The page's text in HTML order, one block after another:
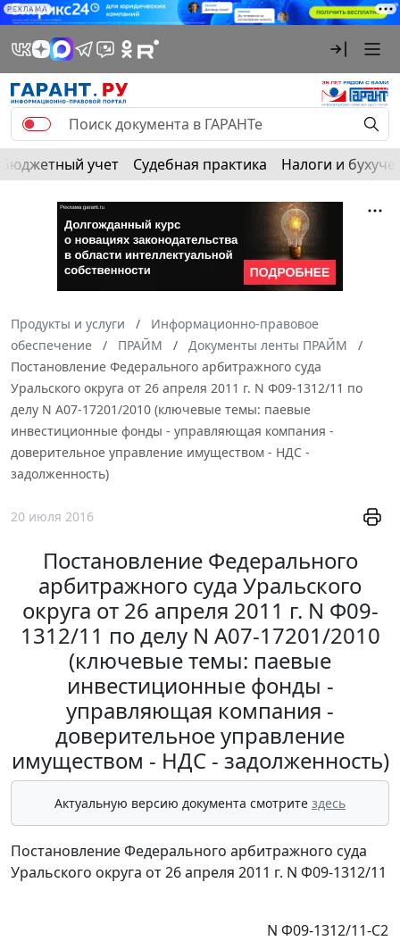
РЕКЛАМА
Бюджетный учет Судебная практика Налоги и
Продукты и услуги
Информационно-правовое
обеспечение
ПРАЙМ
Документы ленты ПРАЙМ
Постановление Федерального арбитражного суда
Уральского округа от 26 апреля 2011 г. N Ф09-1312/11 по
делу N А07-17201/2010 (ключевые темы: паевые
инвестиционные фонды - управляющая компания -
доверительное управление имуществом - НДС -
задолженность)
20 июля 2016
Постановление Федерального
арбитражного суда Уральского
округа от 26 апреля 2011 г. N Ф09-
1312/11 по делу N А07-17201/2010
(ключевые темы: паевые
инвестиционные фонды -
управляющая компания -
доверительное управление
имуществом - НДС - задолженность)
Актуальную версию документа смотрите здесь
Постановление Федерального арбитражного суда
Уральского округа от 26 апреля 2011 г. N Ф09-1312/11
N Ф09-1312/11-С2